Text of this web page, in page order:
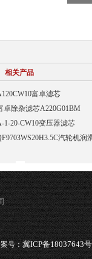
相关产品
富卓滤芯
卓除杂滤芯A220G01BM
1-20-CW10变压器滤芯
汽轮机润
号：冀ICP备18037643